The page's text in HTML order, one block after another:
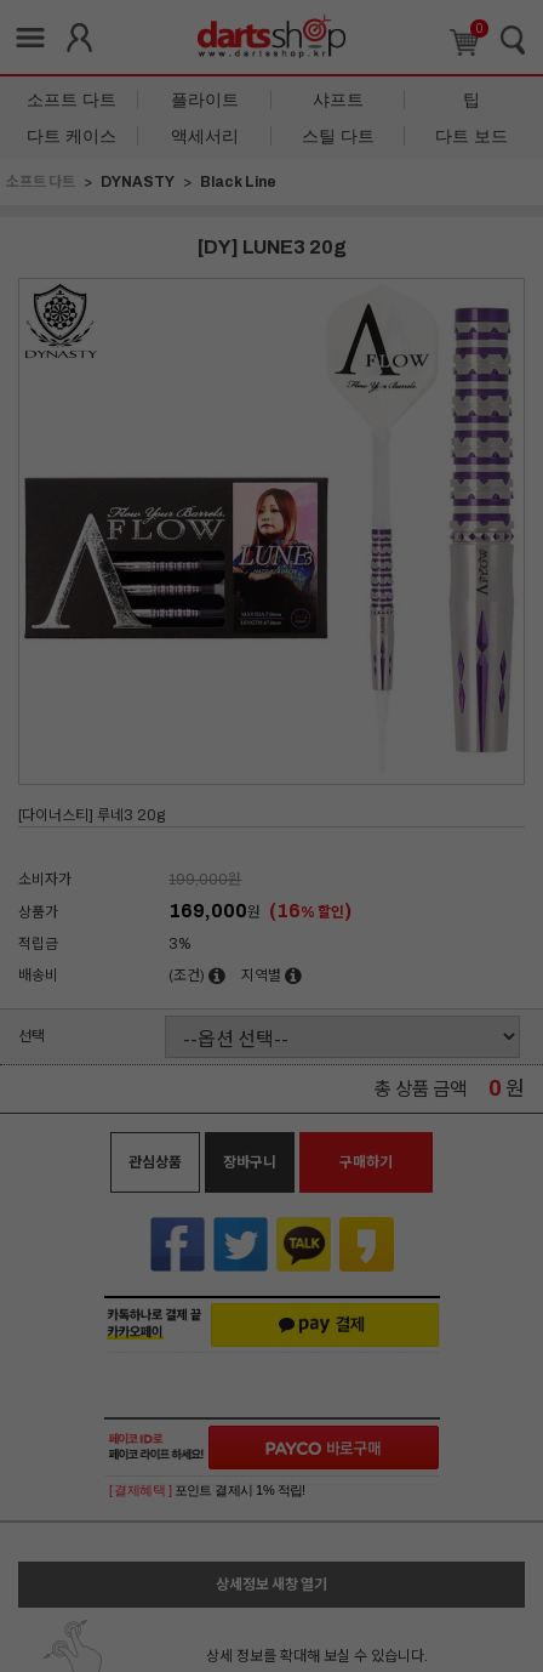
0
소프트 다트 플라이트 샤프트
팁
다트 케이스
액세서리 스틸 다트 다트 보드
소프트 다트 DYNASTY Black Line
[DY] LUNE3 20g
[다이너스티] 루네3 20g
소비자가 199,000원
상품가
169,000원 (16% 할인)
적립금
3%
배송비
(조건) 지역별
선택
총 상품 금액 0 원
관심상품 장바구니 구매하기
[ 결제혜택 ] 포인트 결제시 1% 적립!
상세정보 새창 열기
상세 정보를 확대해 보실 수 있습니다.